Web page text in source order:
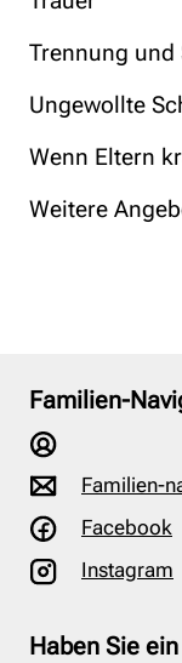
Trennung und
Ungewollte
Wenn Eltern
Weitere
Familien-
Familien-
Facebook
Instagram
Haben Sie